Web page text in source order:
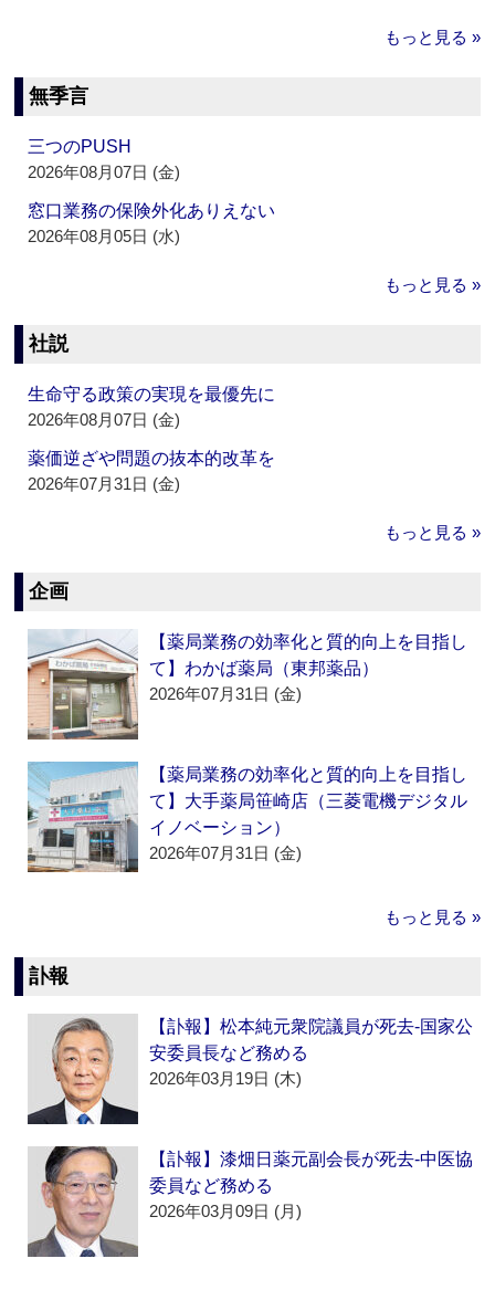
もっと見る »
無季言
三つのPUSH
2026年08月07日 (金)
窓口業務の保険外化ありえない
2026年08月05日 (水)
もっと見る »
社説
生命守る政策の実現を最優先に
2026年08月07日 (金)
薬価逆ざや問題の抜本的改革を
2026年07月31日 (金)
もっと見る »
企画
【薬局業務の効率化と質的向上を目指し
て】わかば薬局（東邦薬品）
2026年07月31日 (金)
【薬局業務の効率化と質的向上を目指し
て】大手薬局笹崎店（三菱電機デジタル
イノベーション）
2026年07月31日 (金)
もっと見る »
訃報
【訃報】松本純元衆院議員が死去‐国家公
安委員長など務める
2026年03月19日 (木)
【訃報】漆畑日薬元副会長が死去‐中医協
委員など務める
2026年03月09日 (月)